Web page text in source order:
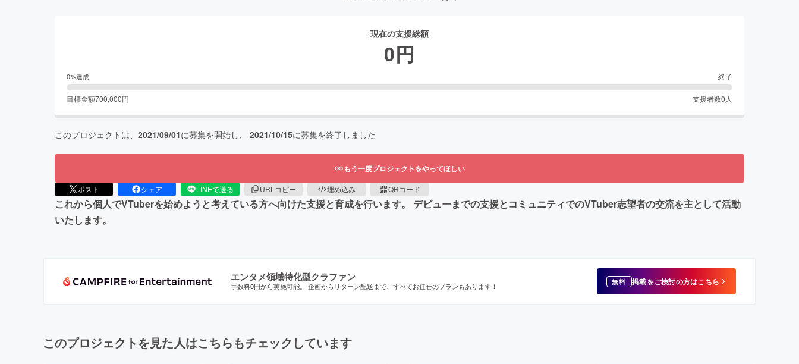
現在の支援総額
0円
0%達成 終了
目標金額700,000円 支援者数0 人
このプロジェクトは、 2021/09/01に募集を開始し、 2021/10/15に募集を終了しました
もう一度プロジェクトをやってほしい
ポスト シェア LINEで送る URLコピー 埋め込み QRコード
これから個人でVTuberを始めようと考えている方へ向けた支援と育成を行います。 デビューまでの支援とコミュニティでのVTuber志望者の交流を主として活動
いたします。
エンタメ領域特化型クラファン
手数料0円から実施可能。 企画からリターン配送まで、すべてお任せのプランもあります！ 無料 掲載をご検討の方はこちら
このプロジェクトを見た人はこちらもチェックしています